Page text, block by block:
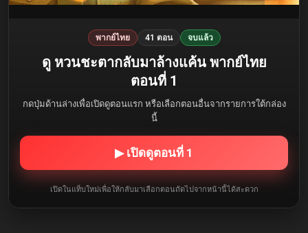
พากย์ไทย 41 ตอน จบแล้ว
ดู หวนชะตากลับมาล้างแค้น พากย์ไทย
ตอนที่ 1
กดปุ่มด้านล่างเพื่อเปิดดูตอนแรก หรือเลือกตอนอื่นจากรายการใต้กล่อง
นี้
▶ เปิดดูตอนที่ 1
เปิดในแท็บใหม่เพื่อให้กลับมาเลือกตอนถัดไปจากหน้านี้ได้สะดวก